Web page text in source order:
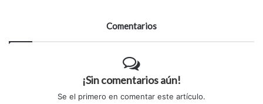
Comentarios
¡Sin comentarios aún!
Se el primero en comentar este artículo.